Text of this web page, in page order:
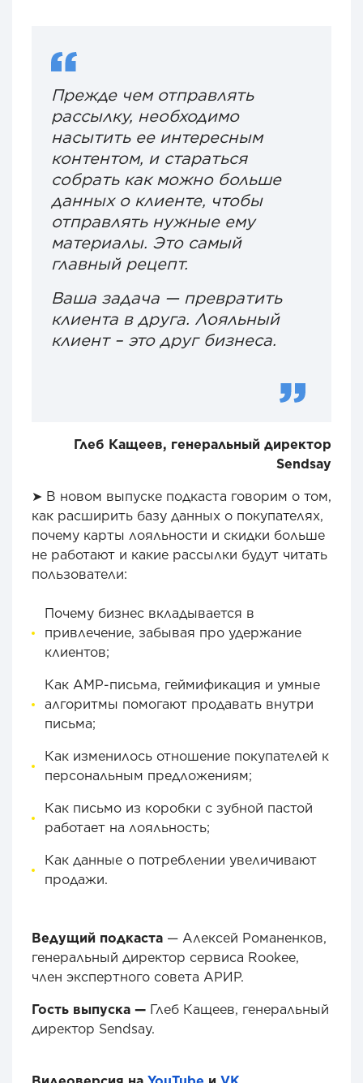
Прежде чем отправлять
рассылку, необходимо
насытить ее интересным
контентом, и стараться
собрать как можно больше
данных о клиенте, чтобы
отправлять нужные ему
материалы. Это самый
главный рецепт.
Ваша задача — превратить
клиента в друга. Лояльный
клиент – это друг бизнеса.
Глеб Кащеев, генеральный директор
Sendsay
➤ В новом выпуске подкаста говорим о том,
как расширить базу данных о покупателях,
почему карты лояльности и скидки больше
не работают и какие рассылки будут читать
пользователи:
Почему бизнес вкладывается в
привлечение, забывая про удержание
клиентов;
Как AMP-письма, геймификация и умные
алгоритмы помогают продавать внутри
письма;
Как изменилось отношение покупателей к
персональным предложениям;
Как письмо из коробки с зубной пастой
работает на лояльность;
Как данные о потреблении увеличивают
продажи.
Ведущий подкаста — Алексей Романенков,
генеральный директор сервиса Rookee,
член экспертного совета АРИР.
Гость выпуска — Глеб Кащеев, генеральный
директор Sendsay.